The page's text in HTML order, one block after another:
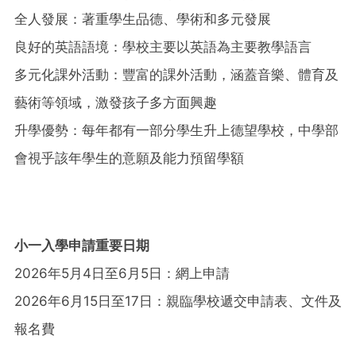
全人發展：著重學生品德、學術和多元發展
良好的英語語境：學校主要以英語為主要教學語言
多元化課外活動：豐富的課外活動，涵蓋音樂、體育及
藝術等領域，激發孩子多方面興趣
升學優勢：每年都有一部分學生升上德望學校，中學部
會視乎該年學生的意願及能力預留學額
小一入學申請重要日期
2026年5月4日至6月5日：網上申請
2026年6月15日至17日：親臨學校遞交申請表、文件及
報名費